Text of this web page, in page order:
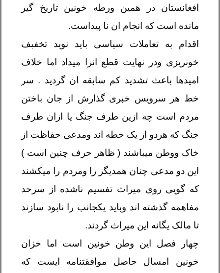
افغانستان در همین ورطه خونین تاریخ گیر
مانده است که انجام ان نا پیداست.
اقدام به تعاملات سیاسی باید نوید تخفبف
خونریزی ودر نهایت قطع انرا میداد اما خلاف
امیدها باعث تشدید کم سابقه ان گردید . سر
خط هر سرویس خبری گذارش از جان باختن
مردم است چه ازین طرف جنگ یا ازان طرف
جنگ که هردو از یک خطه اند ومدعی حفاظت از
خاک ووطن میباشند ( ظاهر حرف چنین است )
این دو مدعی چنان همدیگر را ومردم را میکشند
که گویی روی میراث تفسیم ناشده از سرحد
مفاهمه گذشته اند وباید یکجانب را نابود سازند
تا مالک یگانه این میراث گردند.
چهار فصل این وطن خونین است اما خزان
خونین امسال حاصل موافقتنامه ایست که